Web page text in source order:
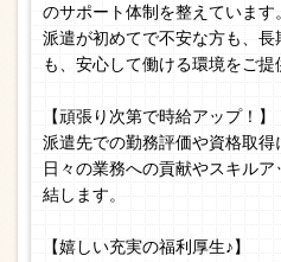
のサポート体制を整えています。
派遣が初めてで不安な方も、
も、安心して働ける環境をご提
【頑張り次第で時給アップ！】
派遣先での勤務評価や資格取得
日々の業務への貢献やスキル
結します。
【嬉しい充実の福利厚生♪】